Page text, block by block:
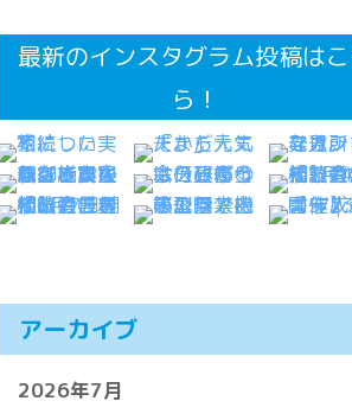
最新のインスタグラム投稿は
ら！
アーカイブ
2026年7月